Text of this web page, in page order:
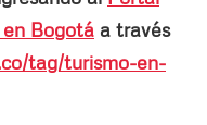
Bogotá a través
tag/turismo-en-